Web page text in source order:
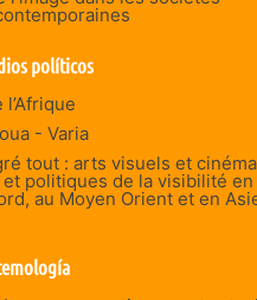
políticos
- Varia
tout : arts visuels et
politiques de la visibilité en
au Moyen Orient et en